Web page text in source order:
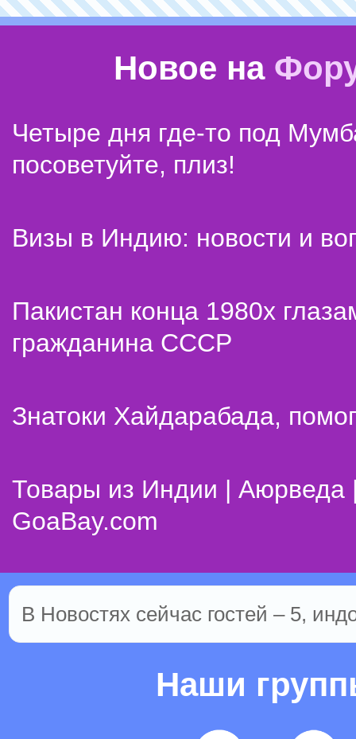
Новое на
Четыре дня где-то под
посоветуйте, плиз!
Визы в Индию: новости и
Пакистан конца 1980х
гражданина СССР
Знатоки Хайдарабада,
Товары из Индии | Аюрведа
GoaBay.com
В Новостях сейчас гостей – 5,
Наши